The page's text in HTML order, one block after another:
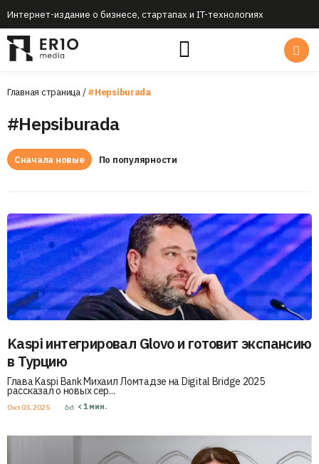
Интернет-издание о бизнесе, стартапах и IT-технологиях
Главная страница/#Hepsiburada
#Hepsiburada
Сначала новые По популярности
Kaspi интегрировал Glovo и готовит экспансию
в Турцию
Глава Kaspi Bank Михаил Ломтадзе на Digital Bridge 2025
рассказал о новых сер...
Окт 03, 2025 < 1 мин.